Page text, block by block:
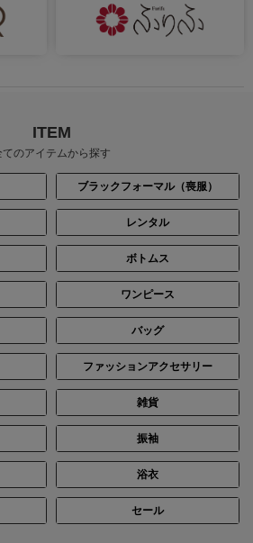
ITEM
てのアイテムから探す
ブラックフォーマル（喪服）
レンタル
ボトムス
ワンピース
バッグ
ファッションアクセサリー
雑貨
振袖
浴衣
セール